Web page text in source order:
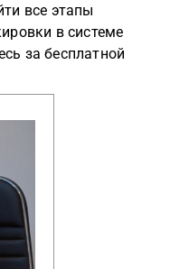
все этапы
в системе
за бесплатной